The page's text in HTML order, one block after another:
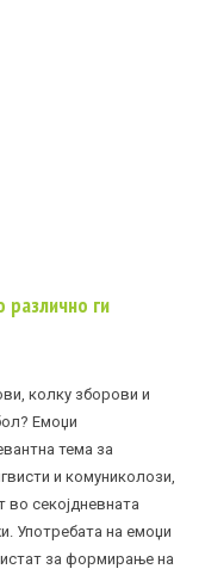
различно ги
колку зборови и
Емоџи
тема за
и комуниколози,
во секојдневната
Употребата на емоџи
за формирање на